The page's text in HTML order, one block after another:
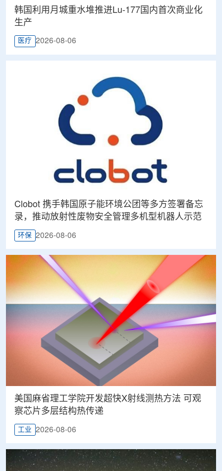
韩国利用月城重水堆推进Lu-177国内首次商业化
生产
医疗 2026-08-06
Clobot 携手韩国原子能环境公团等多方签署备忘
录，推动放射性废物安全管理多机型机器人示范
环保 2026-08-06
美国麻省理工学院开发超快X射线测热方法 可观
察芯片多层结构热传递
工业 2026-08-06